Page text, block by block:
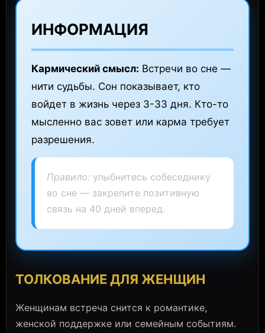
ИНФОРМАЦИЯ
Кармический смысл: Встречи во сне —
нити судьбы. Сон показывает, кто
войдет в жизнь через 3-33 дня. Кто-то
мысленно вас зовет или карма требует
разрешения.
Правило: улыбнитесь собеседнику
во сне — закрепите позитивную
связь на 40 дней вперед.
ТОЛКОВАНИЕ ДЛЯ ЖЕНЩИН
Женщинам встреча снится к романтике,
женской поддержке или семейным событиям.